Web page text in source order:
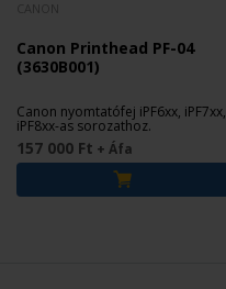
Canon Printhead PF-04
(3630B001)
Canon nyomtatófej iPF6xx, iPF7xx,
iPF8xx-as sorozathoz.
157 000 Ft + Áfa